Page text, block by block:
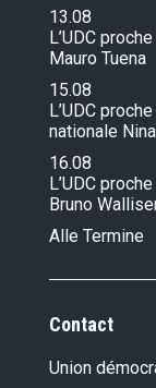
13.08
L’UDC
Mauro Tuena
15.08
L’UDC
nationale
16.08
L’UDC
Bruno
Alle Termine
Contact
Union